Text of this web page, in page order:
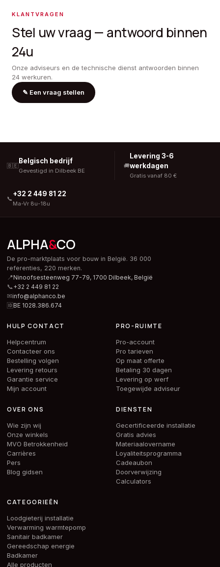
KLANTVRAGEN
Stel uw vraag — antwoord binnen
24u
Onze adviseurs en de technische dienst antwoorden binnen
24 werkuren.
✎ Een vraag stellen
🇧🇪
Belgisch bedrijf
Gevestigd in Dilbeek BE
🚚
Levering 3-6
werkdagen
Gratis vanaf 80 €
📞
+32 2 449 81 22
Ma-Vr 8u-18u
ALPHA&CO
De pro-marktplaats voor bouw in België. 36 000
referenties, 220 merken.
📍Ninoofsesteenweg 77-79, 1700 Dilbeek, België
📞+32 2 449 81 22
✉info@alphanco.be
🆔BE 1028.386.674
HULP CONTACT
Helpcentrum
Contacteer ons
Bestelling volgen
Levering retours
Garantie service
Mijn account
PRO-RUIMTE
Pro-account
Pro tarieven
Op maat offerte
Betaling 30 dagen
Levering op werf
Toegewijde adviseur
OVER ONS
Wie zijn wij
Onze winkels
MVO Betrokkenheid
Carrières
Pers
Blog gidsen
DIENSTEN
Gecertificeerde installatie
Gratis advies
Materiaalovername
Loyaliteitsprogramma
Cadeaubon
Doorverwijzing
Calculators
CATEGORIEËN
Loodgieterij installatie
Verwarming warmtepomp
Sanitair badkamer
Gereedschap energie
Badkamer
Alle producten